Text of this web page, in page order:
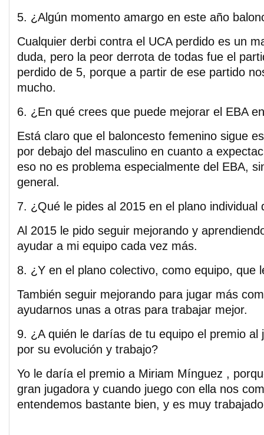
5. ¿Algún momento amargo en este año
Cualquier derbi contra el UCA perdido es un
duda, pero la peor derrota de todas fue el
perdido de 5, porque a partir de ese partido
mucho.
6. ¿En qué crees que puede mejorar el EBA
Está claro que el baloncesto femenino sigue
por debajo del masculino en cuanto a
eso no es problema especialmente del EBA,
general.
7. ¿Qué le pides al 2015 en el plano individual
Al 2015 le pido seguir mejorando y
ayudar a mi equipo cada vez más.
8. ¿Y en el plano colectivo, como equipo, que
También seguir mejorando para jugar más
ayudarnos unas a otras para trabajar mejor.
9. ¿A quién le darías de tu equipo el premio al
por su evolución y trabajo?
Yo le daría el premio a Miriam Mínguez ,
gran jugadora y cuando juego con ella nos
entendemos bastante bien, y es muy